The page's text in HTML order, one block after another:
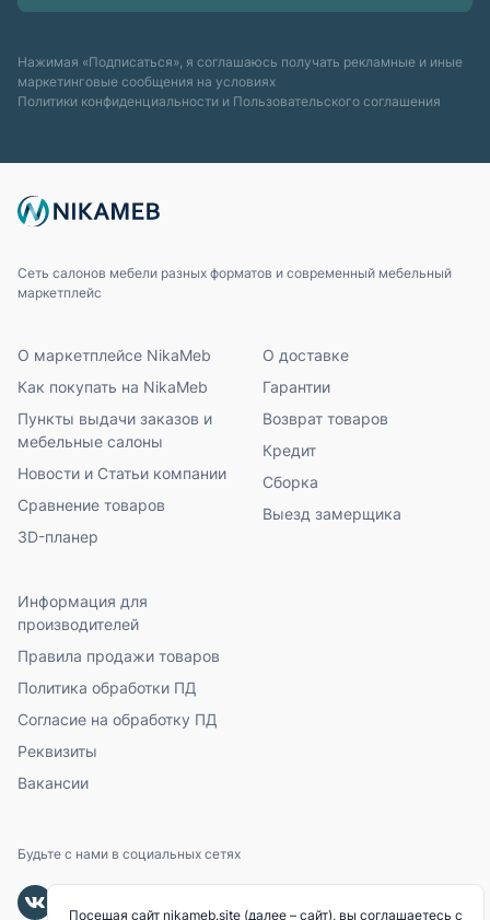
Нажимая «Подписаться», я соглашаюсь получать рекламные и иные
маркетинговые сообщения на условиях
Политики конфиденциальности и Пользовательского соглашения
Сеть салонов мебели разных форматов и современный мебельный
маркетплейс
О маркетплейсе NikaMeb
Как покупать на NikaMeb
Пункты выдачи заказов и
мебельные салоны
Новости и Статьи компании
Сравнение товаров
3D-планер
О доставке
Гарантии
Возврат товаров
Кредит
Сборка
Выезд замерщика
Информация для
производителей
Правила продажи товаров
Политика обработки ПД
Согласие на обработку ПД
Реквизиты
Вакансии
Будьте с нами в социальных сетях
Посещая сайт nikameb.site (далее – сайт), вы соглашаетесь с